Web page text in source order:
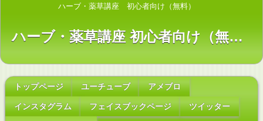
ハーブ・薬草講座 初心者向け（無料）
ハーブ・薬草講座 初心者向け（無料）
トップページ ユーチューブ アメブロ
インスタグラム フェイスブックページ ツイッター